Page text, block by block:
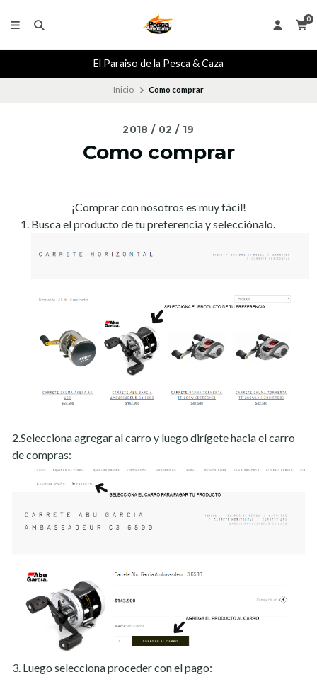
0
El Paraiso de la Pesca & Caza
Inicio Como comprar
2018 / 02 / 19
Como comprar
¡Comprar con nosotros es muy fácil!
Busca el producto de tu preferencia y selecciónalo.
2.Selecciona agregar al carro y luego dirígete hacia el carro
de compras:
3. Luego selecciona proceder con el pago: